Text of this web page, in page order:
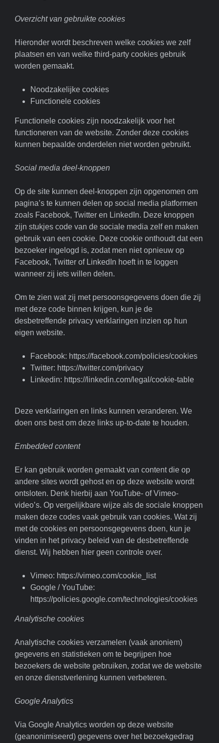
Overzicht van gebruikte cookies
Hieronder wordt beschreven welke cookies we zelf
plaatsen en van welke third-party cookies gebruik
worden gemaakt.
Noodzakelijke cookies
Functionele cookies
Functionele cookies zijn noodzakelijk voor het
functioneren van de website. Zonder deze cookies
kunnen bepaalde onderdelen niet worden gebruikt.
Social media deel-knoppen
Op de site kunnen deel-knoppen zijn opgenomen om
pagina’s te kunnen delen op social media platformen
zoals Facebook, Twitter en LinkedIn. Deze knoppen
zijn stukjes code van de sociale media zelf en maken
gebruik van een cookie. Deze cookie onthoudt dat een
bezoeker ingelogd is, zodat men niet opnieuw op
Facebook, Twitter of LinkedIn hoeft in te loggen
wanneer zij iets willen delen.
Om te zien wat zij met persoonsgegevens doen die zij
met deze code binnen krijgen, kun je de
desbetreffende privacy verklaringen inzien op hun
eigen website.
Facebook: https://facebook.com/policies/cookies
Twitter: https://twitter.com/privacy
Linkedin: https://linkedin.com/legal/cookie-table
Deze verklaringen en links kunnen veranderen. We
doen ons best om deze links up-to-date te houden.
Embedded content
Er kan gebruik worden gemaakt van content die op
andere sites wordt gehost en op deze website wordt
ontsloten. Denk hierbij aan YouTube- of Vimeo-
video’s. Op vergelijkbare wijze als de sociale knoppen
maken deze codes vaak gebruik van cookies. Wat zij
met de cookies en persoonsgegevens doen, kun je
vinden in het privacy beleid van de desbetreffende
dienst. Wij hebben hier geen controle over.
Vimeo: https://vimeo.com/cookie_list
Google / YouTube:
https://policies.google.com/technologies/cookies
Analytische cookies
Analytische cookies verzamelen (vaak anoniem)
gegevens en statistieken om te begrijpen hoe
bezoekers de website gebruiken, zodat we de website
en onze dienstverlening kunnen verbeteren.
Google Analytics
Via Google Analytics worden op deze website
(geanonimiseerd) gegevens over het bezoekgedrag